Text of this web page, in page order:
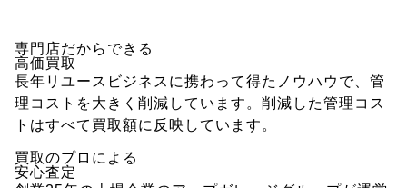
専門店だからできる
高価買取
長年リユースビジネスに携わって得たノウハウで、管
理コストを大きく削減しています。削減した管理コス
トはすべて買取額に反映しています。
買取のプロによる
安心査定